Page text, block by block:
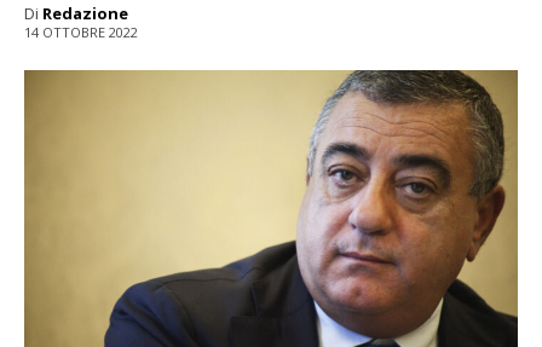
Di Redazione
14 OTTOBRE 2022